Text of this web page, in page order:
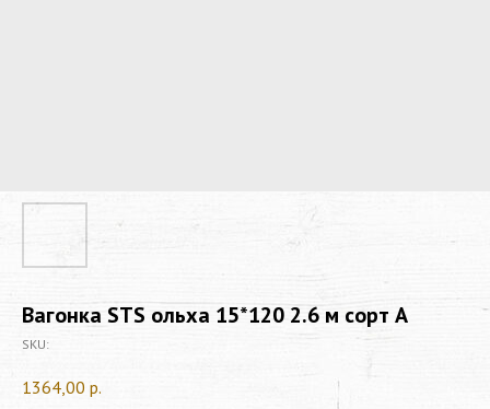
Вагонка STS ольха 15*120 2.6 м сорт А
SKU:
1364,00 р.